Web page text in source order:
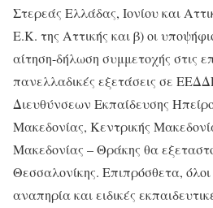
Στερεάς Ελλάδας, Ιονίου και
Ε.Κ. της Αττικής και β) οι
αίτηση-δήλωση συμμετοχής στις
πανελλαδικές εξετάσεις σε
Διευθύνσεων Εκπαίδευσης
Μακεδονίας, Κεντρικής
Μακεδονίας – Θράκης θα
Θεσσαλονίκης. Επιπρόσθετα, όλοι
αναπηρία και ειδικές